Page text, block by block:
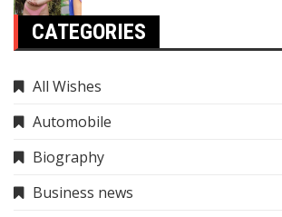
CATEGORIES
All Wishes
Automobile
Biography
Business news